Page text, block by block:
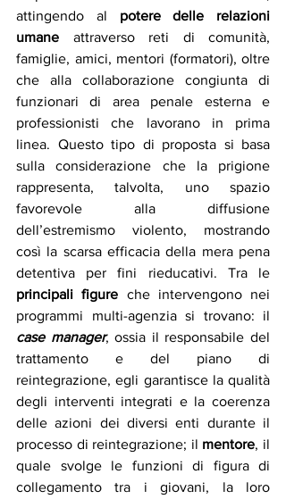
attingendo al potere delle relazioni
umane attraverso reti di comunità,
famiglie, amici, mentori (formatori), oltre
che alla collaborazione congiunta di
funzionari di area penale esterna e
professionisti che lavorano in prima
linea. Questo tipo di proposta si basa
sulla considerazione che la prigione
rappresenta, talvolta, uno spazio
favorevole alla diffusione
dell’estremismo violento, mostrando
così la scarsa efficacia della mera pena
principali figure che intervengono nei
case manager, ossia il responsabile del
trattamento e del piano di
reintegrazione, egli garantisce la qualità
degli interventi integrati e la coerenza
delle azioni dei diversi enti durante il
processo di reintegrazione; il mentore, il
quale svolge le funzioni di figura di
collegamento tra i giovani, la loro